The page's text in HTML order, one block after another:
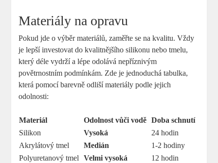
Materiály na opravu
Pokud jde o výběr materiálů, zaměřte se na kvalitu. Vždy
je lepší investovat do kvalitnějšího silikonu nebo tmelu,
který déle vydrží a lépe odolává nepříznivým
povětrnostním podmínkám. Zde je jednoduchá tabulka,
která pomocí barevně odliší materiály podle jejich
odolnosti:
Materiál Odolnost vůči vodě
Doba schnutí
Silikon
Vysoká
24 hodin
Akrylátový tmel
Medián
1-2 hodiny
Polyuretanový tmel
Velmi vysoká 12 hodin